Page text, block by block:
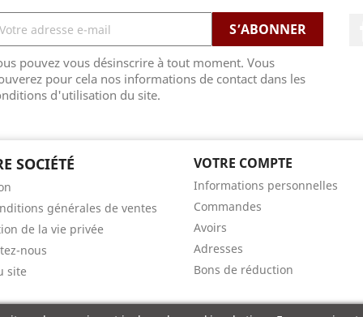
pouvez vous désinscrire à tout moment. Vous
pour cela nos informations de contact dans les
d'utilisation du site.
SOCIÉTÉ
générales de ventes
de la vie privée
nous
site
VOTRE COMPTE
Informations personnelles
Commandes
Avoirs
Adresses
Bons de réduction